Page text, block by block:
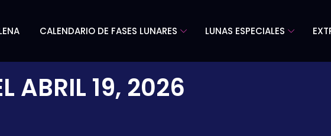
CALENDARIO DE FASES LUNARES LUNAS ESPECIALES
ABRIL 19, 2026